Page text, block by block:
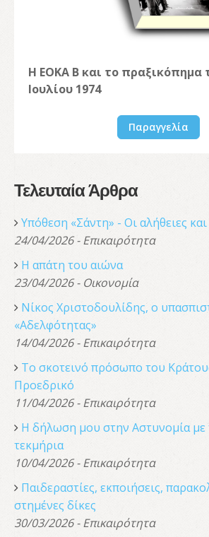
Η ΕΟΚΑ Β και το πραξικόπημα
Ιουλίου 1974
Παραγγελία
Τελευταία Άρθρα
Υπόθεση «Σάντη» - Οι αλήθειες
24/04/2026 - Επικαιρότητα
Η απάτη του αιώνα
23/04/2026 - Οικονομία
Νίκος Χριστοδουλίδης, o
«Αδελφότητας»
14/04/2026 - Επικαιρότητα
Το σκοτεινό πρόσωπο του
Προεδρικό
11/04/2026 - Επικαιρότητα
Η δήλωση μου στην Αστυνομία με
τεκμήρια
10/04/2026 - Επικαιρότητα
Παιδεραστίες, εκποιήσεις,
στημένες δίκες
30/03/2026 - Επικαιρότητα